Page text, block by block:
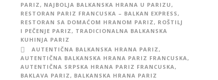
PARIZ, NAJBOLJA BALKANSKA HRANA U PARIZU,
RESTORAN PARIZ FRANCUSKA – BALKAN EXPRESS,
RESTORAN SA DOMAĆOM HRANOM PARIZ, ROŠTILJ
I PEČENJE PARIZ, TRADICIONALNA BALKANSKA
KUHINJA PARIZ
AUTENTIČNA BALKANSKA HRANA PARIZ,
AUTENTIČNA BALKANSKA HRANA PARIZ FRANCUSKA,
AUTENTIČNA SRPSKA HRANA PARIZ FRANCUSKA,
BAKLAVA PARIZ, BALKANSKA HRANA PARIZ